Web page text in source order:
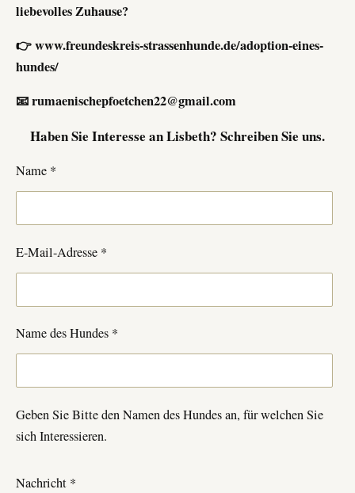
liebevolles Zuhause?
👉 www.freundeskreis-strassenhunde.de/adoption-eines-
hundes/
📧 rumaenischepfoetchen22@gmail.com
Haben Sie Interesse anLisbeth? Schreiben Sie uns.
Name *
E-Mail-Adresse *
Name des Hundes *
Geben Sie Bitte den Namen des Hundes an, für welchen Sie
sich Interessieren.
Nachricht *